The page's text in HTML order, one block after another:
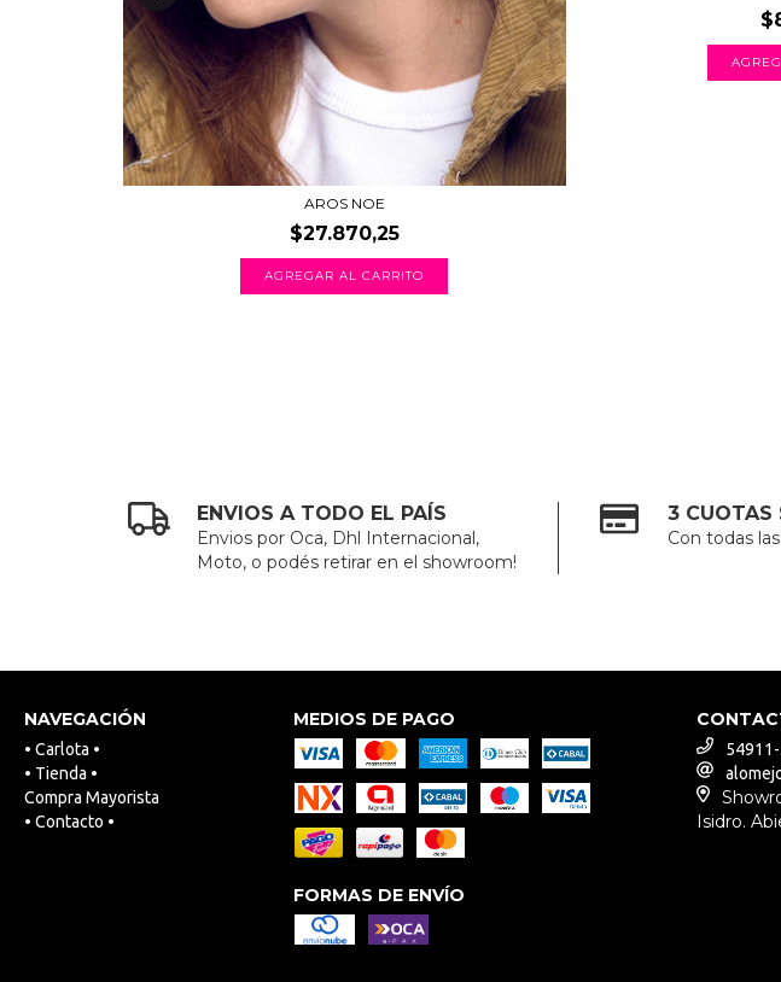
AROS NOE
$27.870,25
ENVIOS A TODO EL PAÍS
Envios por Oca, Dhl Internacional,
Moto, o podés retirar en el showroom!
3 CUOTAS
Con todas
NAVEGACIÓN
• Carlota •
• Tienda •
Compra Mayorista
• Contacto •
MEDIOS DE PAGO
FORMAS DE ENVÍO
Isidro.